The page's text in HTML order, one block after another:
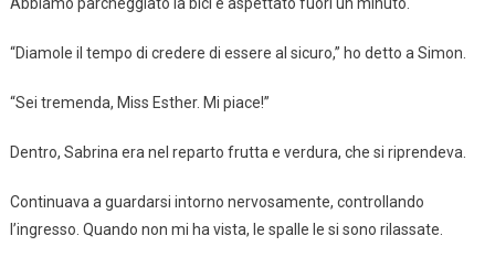
Abbiamo parcheggiato la bici e aspettato fuori un minuto.
“Diamole il tempo di credere di essere al sicuro,” ho detto a Simon.
“Sei tremenda, Miss Esther. Mi piace!”
Dentro, Sabrina era nel reparto frutta e verdura, che si riprendeva.
Continuava a guardarsi intorno nervosamente, controllando
l’ingresso. Quando non mi ha vista, le spalle le si sono rilassate.